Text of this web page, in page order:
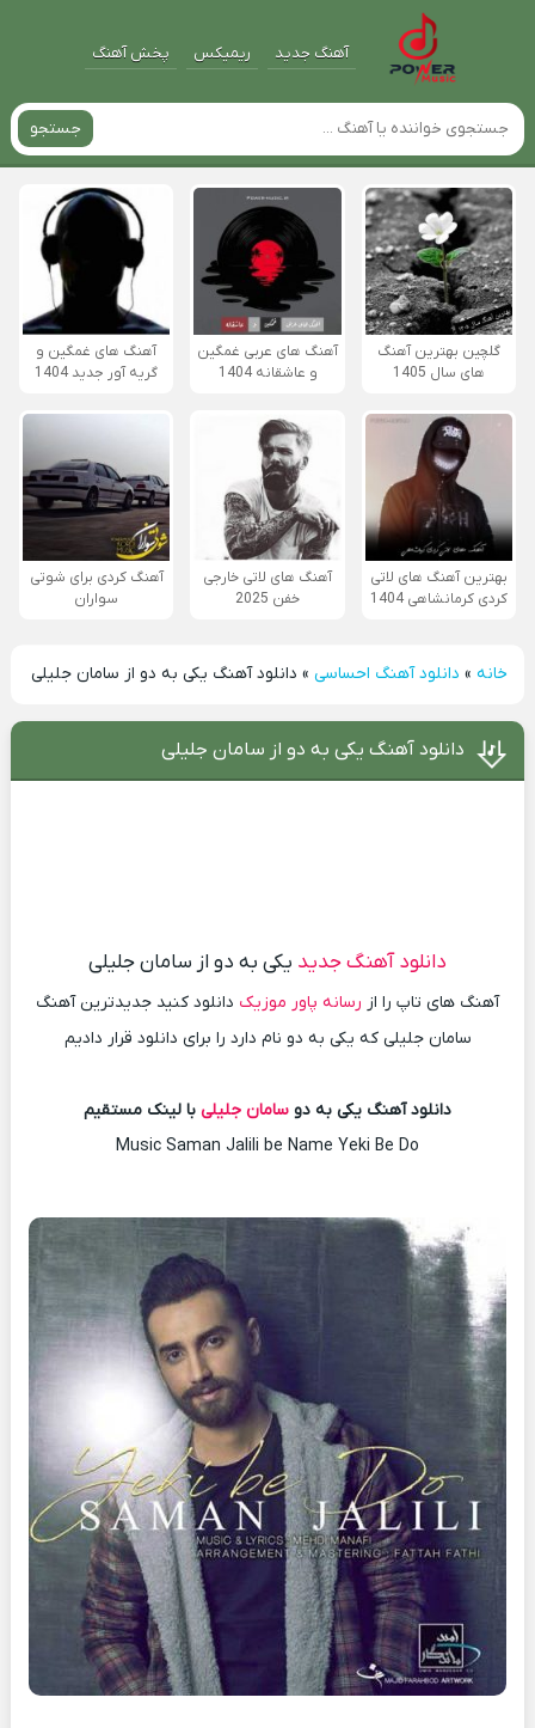
آهنگ جدید ریمیکس پخش آهنگ
جستجو
گلچین بهترین آهنگ
های سال 1405
آهنگ های عربی غمگین
و عاشقانه 1404
آهنگ های غمگین و
گریه آور جدید 1404
بهترین آهنگ های لاتی
کردی کرمانشاهی 1404
آهنگ های لاتی خارجی
خفن 2025
آهنگ کردی برای شوتی
سواران
خانه» دانلود آهنگ احساسی» دانلود آهنگ یکی به دو از سامان جلیلی
دانلود آهنگ یکی به دو از سامان جلیلی
دانلود آهنگ جدید یکی به دو از سامان جلیلی
آهنگ های تاپ را از رسانه پاور موزیک دانلود کنید جدیدترین آهنگ
سامان جلیلی که یکی به دو نام دارد را برای دانلود قرار دادیم
دانلود آهنگ یکی به دو سامان جلیلی با لینک مستقیم
Music Saman Jalili be Name Yeki Be Do